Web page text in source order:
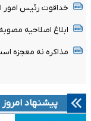
خداقوت رئیس امور
ابلاغ اصلاحیه
مذاکره نه معجزه
پیشنهاد امروز